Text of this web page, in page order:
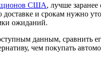
США, лучше
доставке и срокам нужно
ожиданий.
данным, сравнить
чем покупать